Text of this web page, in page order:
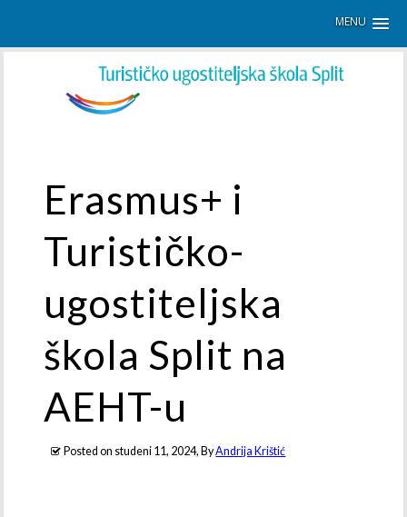
MENU
Erasmus+ i
Turističko-
ugostiteljska
škola Split na
AEHT-u
Posted on studeni 11, 2024, ByAndrija Krištić